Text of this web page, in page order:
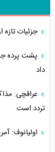
جزئیات تازه از
پشت پرده
داد
عراقچی:
تردد است
اولیانوف: